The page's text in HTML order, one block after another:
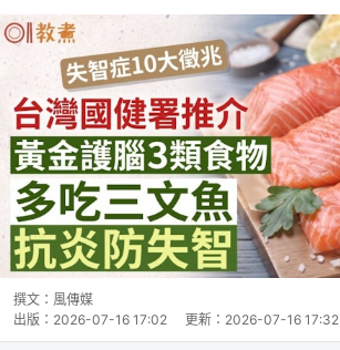
撰文： 風傳媒
出版： 2026-07-16 17:02 更新： 2026-07-16 17:32